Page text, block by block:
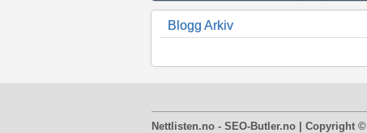
Blogg Arkiv
Nettlisten.no - SEO-Butler.no | Copyright ©